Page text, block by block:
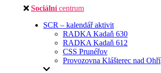
Sociální centrum
SCR – kalendář aktivit
RADKA Kadaň 630
RADKA Kadaň 612
CSS Prunéřov
Provozovna Klášterec nad Ohří